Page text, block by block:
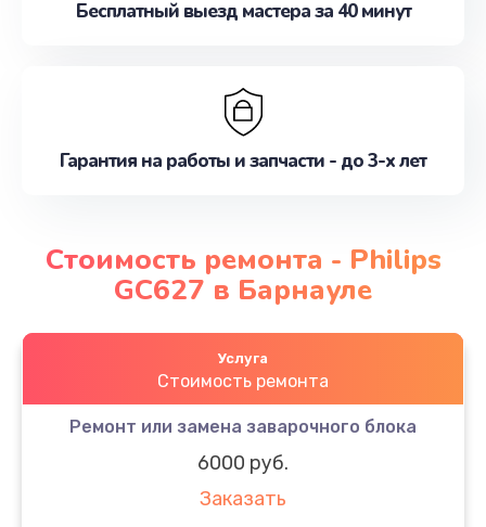
Бесплатный выезд мастера за 40 минут
Гарантия на работы и запчасти - до 3-х лет
Стоимость ремонта - Philips
GC627 в Барнауле
Услуга
Стоимость ремонта
Ремонт или замена заварочного блока
6000 руб.
Заказать